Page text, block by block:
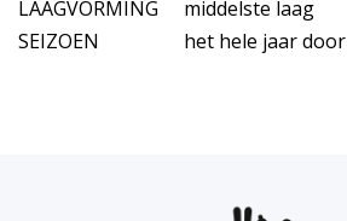
LAAGVORMING
middelste laag
SEIZOEN
het hele jaar door